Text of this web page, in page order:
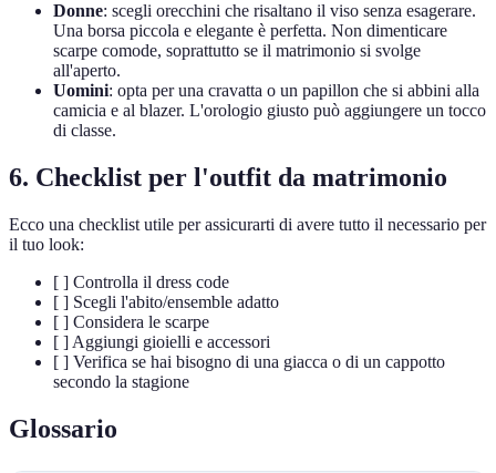
Donne: scegli orecchini che risaltano il viso senza esagerare.
Una borsa piccola e elegante è perfetta. Non dimenticare
scarpe comode, soprattutto se il matrimonio si svolge
all'aperto.
Uomini: opta per una cravatta o un papillon che si abbini alla
camicia e al blazer. L'orologio giusto può aggiungere un tocco
di classe.
6. Checklist per l'outfit da matrimonio
Ecco una checklist utile per assicurarti di avere tutto il necessario per
il tuo look:
[ ] Controlla il dress code
[ ] Scegli l'abito/ensemble adatto
[ ] Considera le scarpe
[ ] Aggiungi gioielli e accessori
[ ] Verifica se hai bisogno di una giacca o di un cappotto
secondo la stagione
Glossario